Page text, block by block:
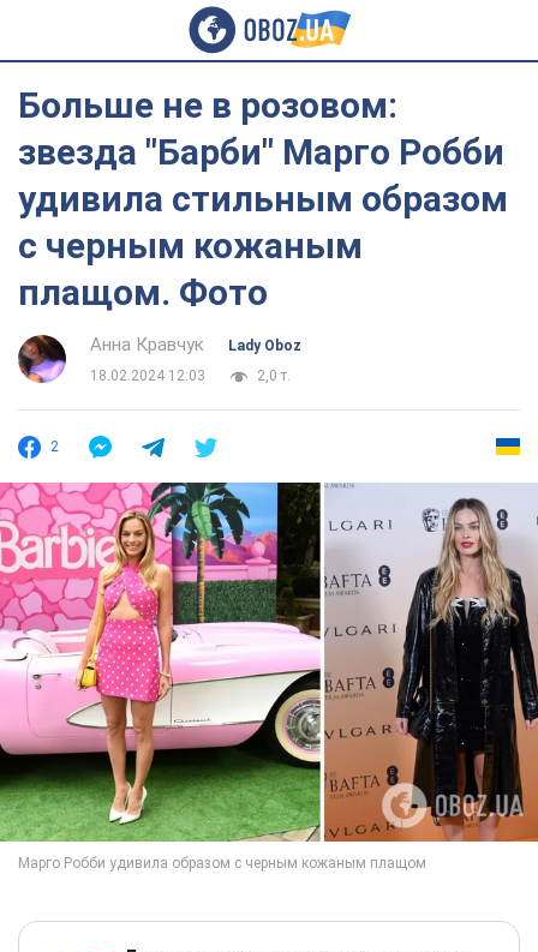
Больше не в розовом:
звезда "Барби" Марго Робби
удивила стильным образом
с черным кожаным
плащом. Фото
Анна Кравчук
Lady Oboz
18.02.2024 12:03
2,0 т.
2